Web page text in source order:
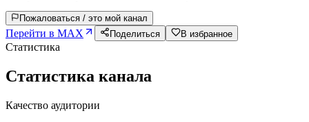
Пожаловаться / это мой канал
Перейти в MAX Поделиться В избранное
Статистика
Статистика канала
Качество аудитории